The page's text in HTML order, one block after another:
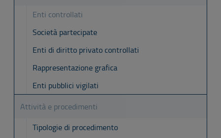
Enti controllati
Società partecipate
Enti di diritto privato controllati
Rappresentazione grafica
Enti pubblici vigilati
Attività e procedimenti
Tipologie di procedimento